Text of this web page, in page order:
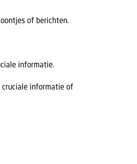
of berichten.
informatie.
cruciale informatie of